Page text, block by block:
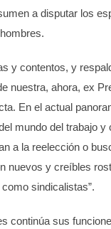
a disputar los
y contentos, y
nuestra, ahora, ex
En el actual
mundo del trabajo y
a la reelección o
nuevos y creíbles
sindicalistas”.
continúa sus